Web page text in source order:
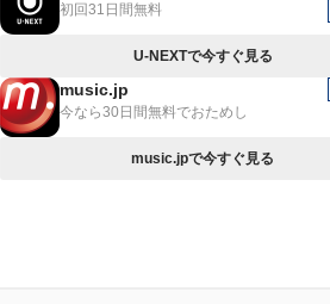
初回31日間無料
U-NEXTで今すぐ見る
music.jp
今なら30日間無料でおためし
music.jpで今すぐ見る